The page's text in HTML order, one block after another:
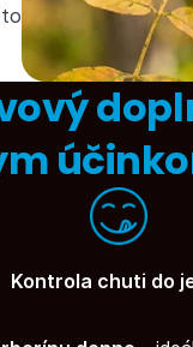
Kontrola chuti do